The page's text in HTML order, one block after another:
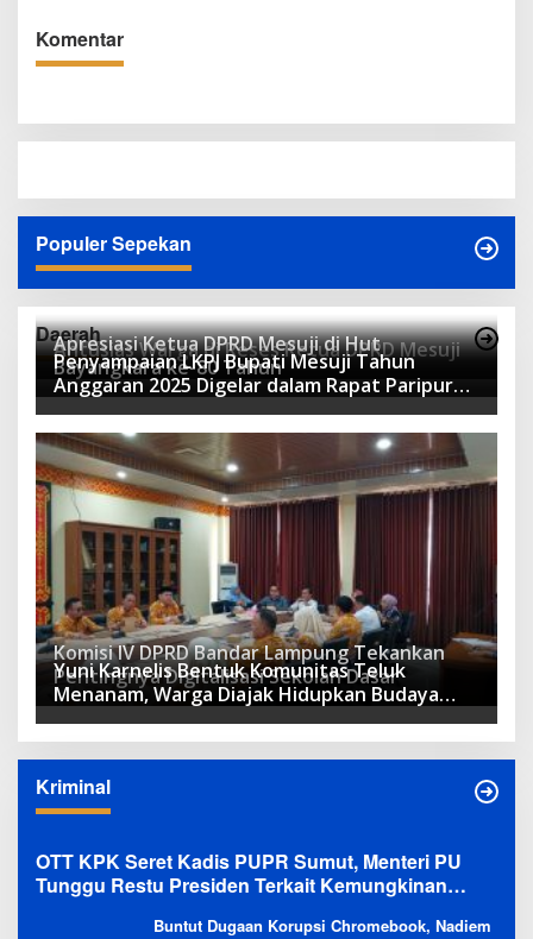
Komentar
Populer Sepekan
Daerah
Antusias Warga di Reses Ketua DPRD Mesuji
Apresiasi Ketua DPRD Mesuji di Hut
Bayangkara ke-80 Tahun
Penyampaian LKPJ Bupati Mesuji Tahun
Anggaran 2025 Digelar dalam Rapat Paripurna
DPRD
Komisi IV DPRD Bandar Lampung Tekankan
Pentingnya Digitalisasi Sekolah Dasar
Yuni Karnelis Bentuk Komunitas Teluk
Menanam, Warga Diajak Hidupkan Budaya
Tanam
Kriminal
OTT KPK Seret Kadis PUPR Sumut, Menteri PU
Tunggu Restu Presiden Terkait Kemungkinan
Buntut Dugaan Korupsi Chromebook, Nadiem